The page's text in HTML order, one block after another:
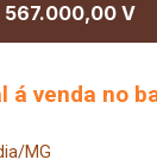
567.000,00 V
á venda no
MG